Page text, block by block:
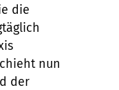
die
nun
der